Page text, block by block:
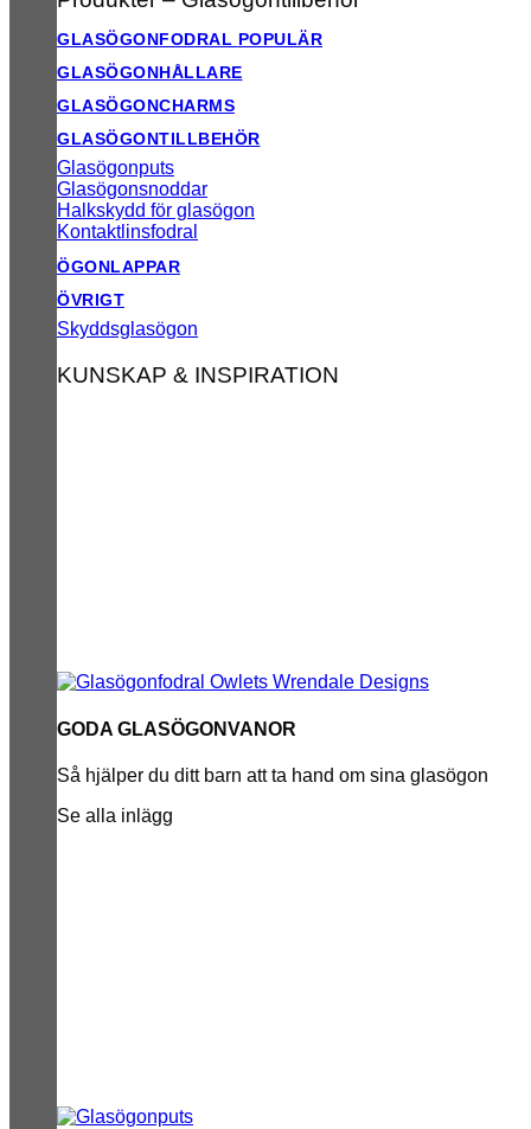
GLASÖGONFODRAL
GLASÖGONHÅLLARE
GLASÖGONCHARMS
GLASÖGONTILLBEHÖR
Glasögonputs
Glasögonsnoddar
Halkskydd för glasögon
Kontaktlinsfodral
ÖGONLAPPAR
ÖVRIGT
Skyddsglasögon
KUNSKAP & INSPIRATION
GODA GLASÖGONVANOR
Så hjälper du ditt barn att ta hand om sina glasögon
Se alla inlägg